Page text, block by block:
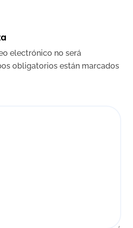
electrónico no será
obligatorios están marcados